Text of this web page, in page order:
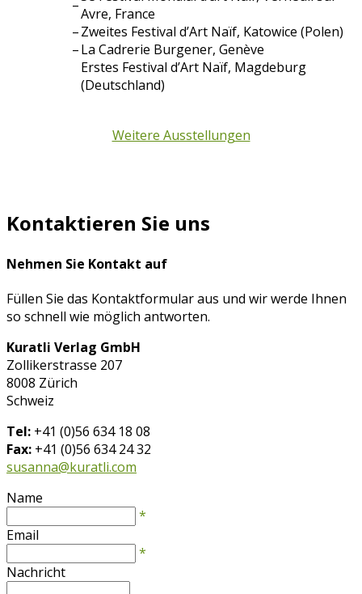
–Avre, France
–Zweites Festival d’Art Naïf, Katowice (Polen)
–La Cadrerie Burgener, Genève
Erstes Festival d’Art Naïf, Magdeburg
(Deutschland)
Weitere Ausstellungen
Kontaktieren Sie uns
Nehmen Sie Kontakt auf
Füllen Sie das Kontaktformular aus und wir werde Ihnen
so schnell wie möglich antworten.
Kuratli Verlag GmbH
Zollikerstrasse 207
8008 Zürich
Schweiz
Tel: +41 (0)56 634 18 08
Fax: +41 (0)56 634 24 32
susanna@kuratli.com
Name
*
Email
*
Nachricht